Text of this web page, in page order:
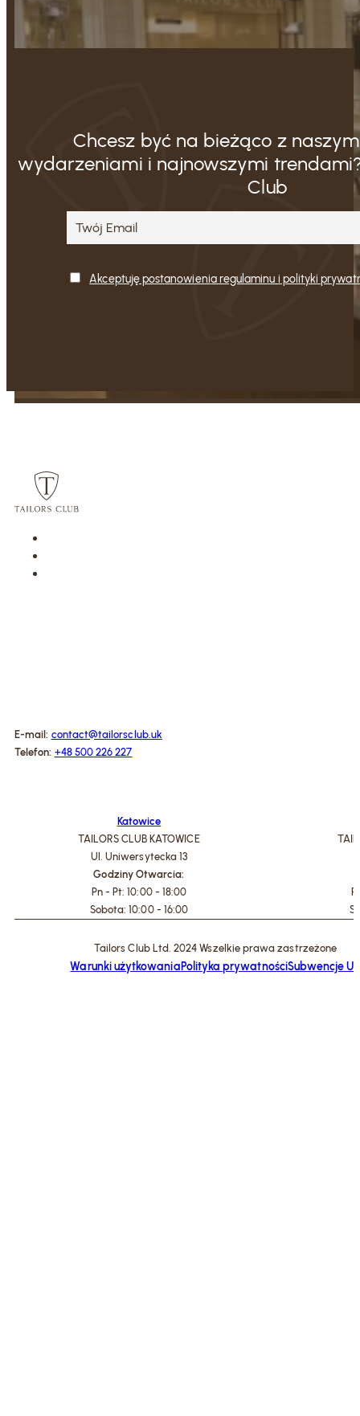
Chcesz być na bieżąco z
wydarzeniami i najnowszymi
Club
Akceptuję postanowienia regulaminu i polityki
E-mail: contact@tailorsclub.uk
Telefon: +48 500 226 227
Katowice
TAILORS CLUB KATOWICE
Ul. Uniwersytecka 13
Godziny Otwarcia:
Pn - Pt: 10:00 - 18:00
Sobota: 10:00 - 16:00
Tailors Club Ltd. 2024 Wszelkie prawa zastrzeżone
Warunki użytkowaniaPolityka prywatnościSubwencje UE